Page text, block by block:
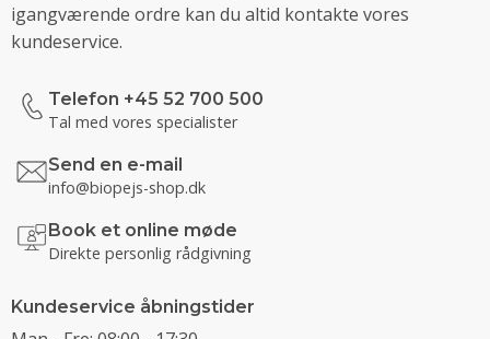
igangværende ordre kan du altid kontakte vores
kundeservice.
Telefon +45 52 700 500
Tal med vores specialister
Send en e-mail
info@biopejs-shop.dk
Book et online møde
Direkte personlig rådgivning
Kundeservice åbningstider